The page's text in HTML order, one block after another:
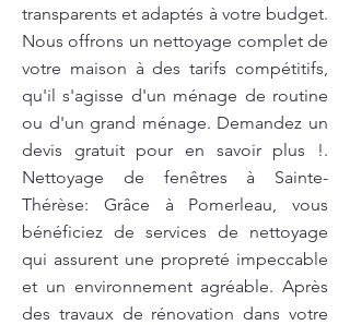
transparents et adaptés à votre budget.
Nous offrons un nettoyage complet de
votre maison à des tarifs compétitifs,
qu'il s'agisse d'un ménage de routine
ou d'un grand ménage. Demandez un
devis gratuit pour en savoir plus !.
Nettoyage de fenêtres à Sainte-
Thérèse: Grâce à Pomerleau, vous
bénéficiez de services de nettoyage
qui assurent une propreté impeccable
et un environnement agréable. Après
des travaux de rénovation dans votre